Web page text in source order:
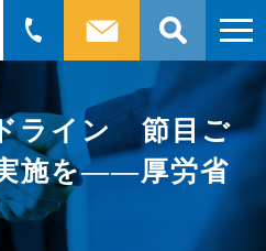
ライン 節目ご
施を――厚労省